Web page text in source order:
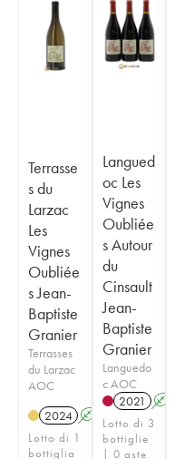
Terrasse
s du
Larzac
Les
Vignes
Oubliée
s Jean-
Baptiste
Granier
Terrasses
du Larzac
AOC
2024 A
Lotto di 1
bottiglia
Langued
oc Les
Vignes
Oubliée
s Autour
du
Cinsault
Jean-
Baptiste
Granier
Languedo
c AOC
2021 A
Lotto di 3
bottiglie
| 0 aste